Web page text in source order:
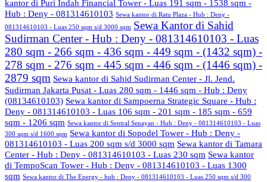
kantor di Puri Indah Financial Tower - Luas 191 sqm - 1538 sqm -
Hub : Deny - 081314610103 Sewa kantor di Ratu Plaza - Hub : Deny -
081314610103 - Luas 250 sqm s/d 3000 sqm Sewa Kantor di Sahid
Sudirman Center - Hub : Deny - 081314610103 - Luas
280 sqm - 266 sqm - 436 sqm - 449 sqm - (1432 sqm) -
278 sqm - 276 sqm - 445 sqm - 446 sqm - (1446 sqm) -
2879 sqm Sewa kantor di Sahid Sudirman Center - Jl. Jend.
Sudirman Jakarta Pusat - Luas 280 sqm - 1446 sqm - Hub : Deny
(08134610103) Sewa kantor di Sampoerna Strategic Square - Hub :
Deny - 081314610103 - Luas 106 sqm - 201 sqm - 185 sqm - 659
sqm - 1206 sqm Sewa kantor di Sentral Senayan - Hub : Deny - 081314610103 - Luas
300 sqm s/d 1600 sqm Sewa kantor di Sopodel Tower - Hub : Deny -
081314610103 - Luas 200 sqm s/d 3000 sqm Sewa kantor di Tamara
Center - Hub : Deny - 081314610103 - Luas 230 sqm Sewa kantor
di TempoScan Tower - Hub : Deny - 081314610103 - Luas 1300
sqm Sewa kantor di The Energy - hub : Deny - 081314610103 - Luas 250 sqm s/d 300